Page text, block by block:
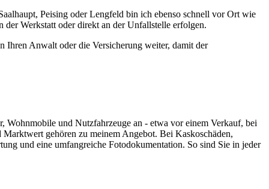
Peising oder Lengfeld bin ich ebenso schnell vor Ort wie
Werkstatt oder direkt an der Unfallstelle erfolgen.
Ihren Anwalt oder die Versicherung weiter, damit der
und Nutzfahrzeuge an - etwa vor einem Verkauf, bei
gehören zu meinem Angebot. Bei Kaskoschäden,
und eine umfangreiche Fotodokumentation. So sind Sie in jeder